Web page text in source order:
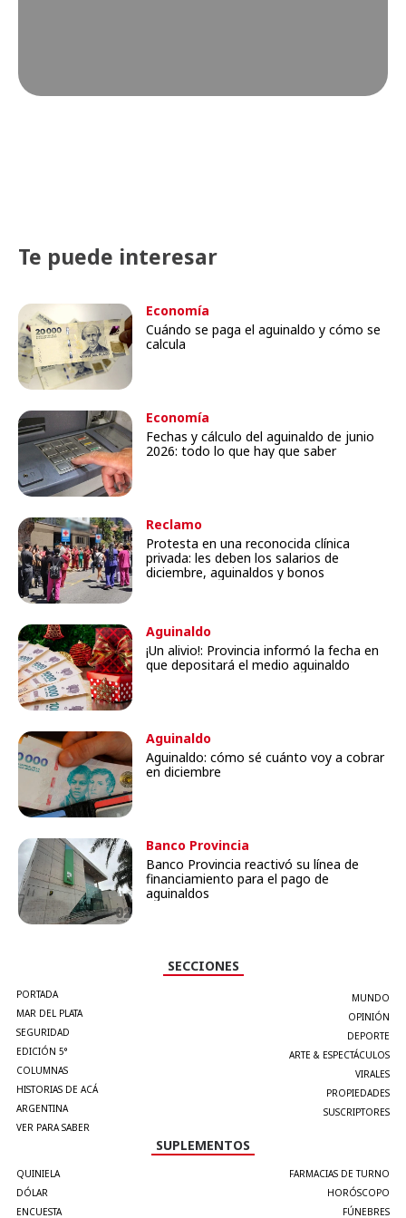
Te puede interesar
Economía
Cuándo se paga el aguinaldo y cómo se
calcula
Economía
Fechas y cálculo del aguinaldo de junio
2026: todo lo que hay que saber
Reclamo
Protesta en una reconocida clínica
privada: les deben los salarios de
diciembre, aguinaldos y bonos
Aguinaldo
¡Un alivio!: Provincia informó la fecha en
que depositará el medio aguinaldo
Aguinaldo
Aguinaldo: cómo sé cuánto voy a cobrar
en diciembre
Banco Provincia
Banco Provincia reactivó su línea de
financiamiento para el pago de
aguinaldos
SECCIONES
PORTADA
MAR DEL PLATA
SEGURIDAD
EDICIÓN 5°
COLUMNAS
HISTORIAS DE ACÁ
ARGENTINA
VER PARA SABER
MUNDO
OPINIÓN
DEPORTE
ARTE & ESPECTÁCULOS
VIRALES
PROPIEDADES
SUSCRIPTORES
SUPLEMENTOS
QUINIELA
DÓLAR
ENCUESTA
FARMACIAS DE TURNO
HORÓSCOPO
FÚNEBRES